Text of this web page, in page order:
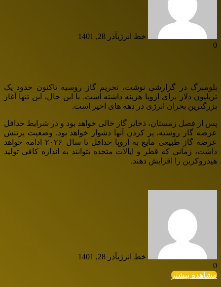
خط انرژیآذر 28, 1401
0
بلومبرگ در گزارشی نوشت، تحریم گاز روسیه تاکنون حدود یک
تریلیون دلار برای اروپا هزینه داشته است. با این حال، این تنها آغاز
بزرگترین بحران انرژی در دهه های اخیر است.
پس از فصل زمستان، ذخایر گاز خالی خواهد بود و در شرایط حداقل
عرضه گاز روسیه، پر کردن آنها دشوار خواهد بود. وضعیت پرتنش
عرضه گاز طبیعی مایع به اروپا حداقل تا سال ۲۰۲۶ ادامه خواهد
داشت، زمانی که قطر و ایالات متحده بتوانند به اندازه کافی تولید
هیدروکربن را افزایش دهند.
خط انرژیآذر 28, 1401
0
مشاهده بیشتر